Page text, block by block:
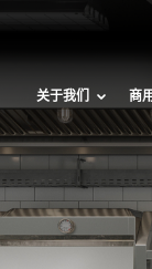
关于我们 商